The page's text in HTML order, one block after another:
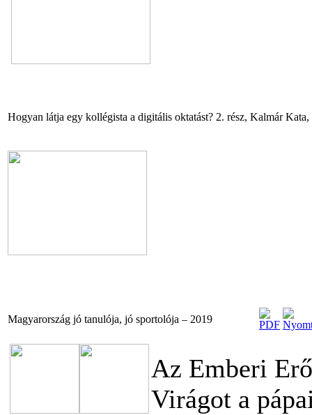
Hogyan látja egy kollégista a digitális oktatást? 2. rész, Kalmár Kata,
Magyarország jó tanulója, jó sportolója – 2019
Az Emberi
Virágot a